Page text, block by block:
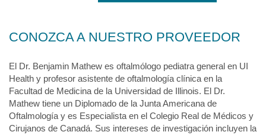
CONOZCA A NUESTRO PROVEEDOR
El Dr. Benjamin Mathew es oftalmólogo pediatra general en UI
Health y profesor asistente de oftalmología clínica en la
Facultad de Medicina de la Universidad de Illinois. El Dr.
Mathew tiene un Diplomado de la Junta Americana de
Oftalmología y es Especialista en el Colegio Real de Médicos y
Cirujanos de Canadá. Sus intereses de investigación incluyen la